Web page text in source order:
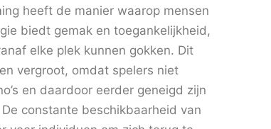
heeft de manier waarop mensen
biedt gemak en toegankelijkheid,
elke plek kunnen gokken. Dit
vergroot, omdat spelers niet
en daardoor eerder geneigd zijn
constante beschikbaarheid van